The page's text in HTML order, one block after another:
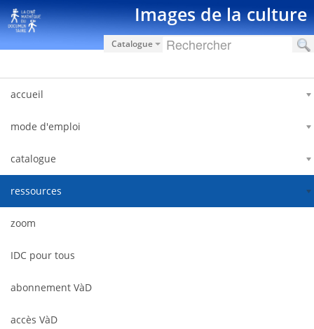
Saut au contenu Images de la culture
Catalogue
accueil
mode d'emploi
catalogue
ressources
zoom
IDC pour tous
abonnement VàD
accès VàD